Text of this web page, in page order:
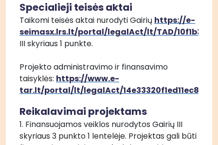
Specialieji teisės aktai
Taikomi teisės aktai nurodyti Gairių https://e-
seimasx.lrs.lt/portal/legalAct/lt/TAD/
III skyriaus 1 punkte.
Projekto administravimo ir finansavimo
taisyklės: https://www.e-
tar.lt/portal/lt/legalAct/
Reikalavimai projektams
1. Finansuojamos veiklos nurodytos Gairių III
skyriaus 3 punkto 1 lentelėje. Projektas gali būti